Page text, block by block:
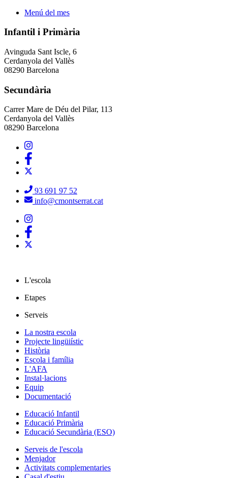
Menú del mes
Infantil i Primària
Avinguda Sant Iscle, 6
Cerdanyola del Vallès
08290 Barcelona
Secundària
Carrer Mare de Déu del Pilar, 113
Cerdanyola del Vallès
08290 Barcelona
93 691 97 52
info@cmontserrat.cat
L'escola
Etapes
Serveis
La nostra escola
Projecte lingüiístic
Història
Escola i família
L'AFA
Instal·lacions
Equip
Documentació
Educació Infantil
Educació Primària
Educació Secundària (ESO)
Serveis de l'escola
Menjador
Activitats complementaries